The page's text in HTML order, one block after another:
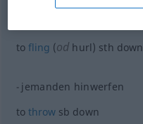
tofling (od hurl) sth down
jemanden hinwerfen
tothrowsb down